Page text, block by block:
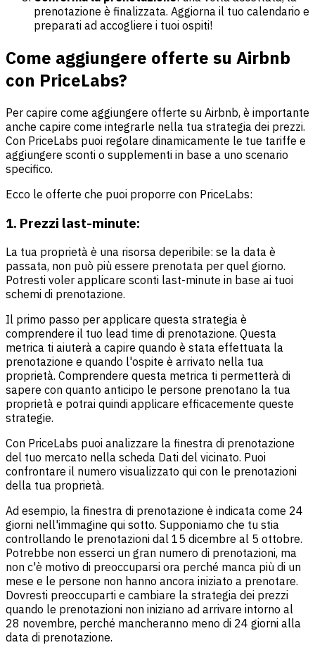
prenotazione è finalizzata. Aggiorna il tuo calendario e
preparati ad accogliere i tuoi ospiti!
Come aggiungere offerte su Airbnb
con PriceLabs?
Per capire come aggiungere offerte su Airbnb, è importante
anche capire come integrarle nella tua strategia dei prezzi.
Con PriceLabs puoi regolare dinamicamente le tue tariffe e
aggiungere sconti o supplementi in base a uno scenario
specifico.
Ecco le offerte che puoi proporre con PriceLabs:
1. Prezzi last-minute:
La tua proprietà è una risorsa deperibile: se la data è
passata, non può più essere prenotata per quel giorno.
Potresti voler applicare sconti last-minute in base ai tuoi
schemi di prenotazione.
Il primo passo per applicare questa strategia è
comprendere il tuo lead time di prenotazione. Questa
metrica ti aiuterà a capire quando è stata effettuata la
prenotazione e quando l'ospite è arrivato nella tua
proprietà. Comprendere questa metrica ti permetterà di
sapere con quanto anticipo le persone prenotano la tua
proprietà e potrai quindi applicare efficacemente queste
strategie.
Con PriceLabs puoi analizzare la finestra di prenotazione
del tuo mercato nella scheda Dati del vicinato. Puoi
confrontare il numero visualizzato qui con le prenotazioni
della tua proprietà.
Ad esempio, la finestra di prenotazione è indicata come 24
giorni nell'immagine qui sotto. Supponiamo che tu stia
controllando le prenotazioni dal 15 dicembre al 5 ottobre.
Potrebbe non esserci un gran numero di prenotazioni, ma
non c'è motivo di preoccuparsi ora perché manca più di un
mese e le persone non hanno ancora iniziato a prenotare.
Dovresti preoccuparti e cambiare la strategia dei prezzi
quando le prenotazioni non iniziano ad arrivare intorno al
28 novembre, perché mancheranno meno di 24 giorni alla
data di prenotazione.